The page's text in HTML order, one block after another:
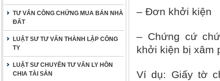
TƯ VẤN CÔNG CHỨNG MUA BÁN NHÀ
ĐẤT
LUẬT SƯ TƯ VẤN THÀNH LẬP CÔNG
TY
LUẬT SƯ CHUYÊN TƯ VẤN LY HÔN
CHIA TÀI SẢN
– Đơn khởi kiện
– Chứng cứ
khởi kiện bị xâm
Ví dụ: Giấy tờ